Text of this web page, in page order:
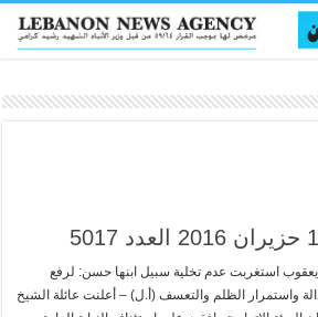
استغربت عدم تخلية سبيل ابنها حسن: لرفع
واستمرار الظلم والتعسف (أ.ل) – أعلنت عائلة الشيخ